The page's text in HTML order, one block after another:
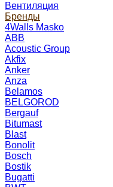
Вентиляция
Бренды
4Walls Masko
ABB
Acoustic Group
Akfix
Anker
Anza
Belamos
BELGOROD
Bergauf
Bitumast
Blast
Bonolit
Bosch
Bostik
Bugatti